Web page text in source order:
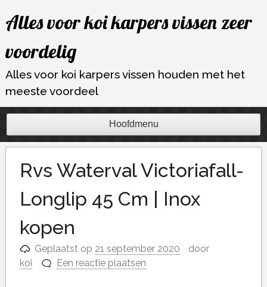
naar
inhoud
Alles voor koi karpers vissen zeer
voordelig
Alles voor koi karpers vissen houden met het
meeste voordeel
Hoofdmenu
Rvs Waterval Victoriafall-
Longlip 45 Cm | Inox
kopen
Geplaatst op 21 september 2020
door
koi
Een reactie plaatsen